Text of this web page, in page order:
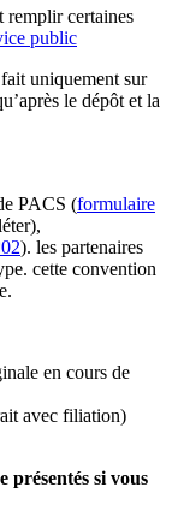
remplir certaines
public
uniquement sur
le dépôt et la
PACS (formulaire
). les partenaires
cette convention
en cours de
avec filiation)
présentés si vous